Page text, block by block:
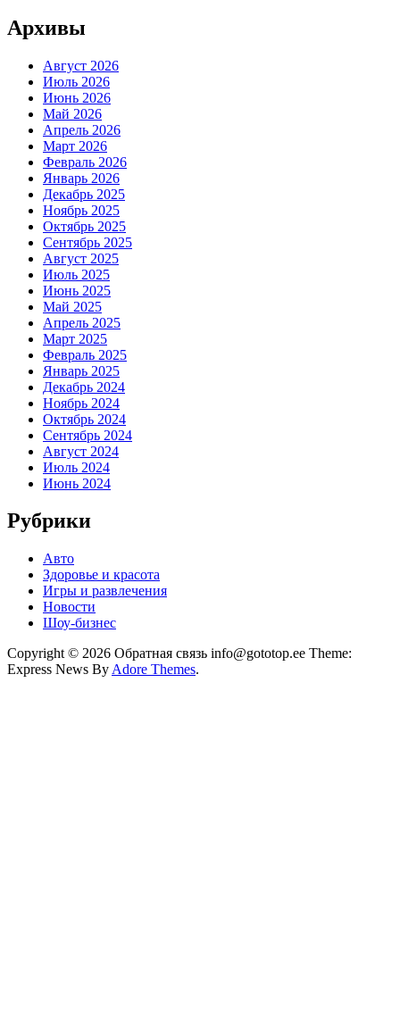
Архивы
Август 2026
Июль 2026
Июнь 2026
Май 2026
Апрель 2026
Март 2026
Февраль 2026
Январь 2026
Декабрь 2025
Ноябрь 2025
Октябрь 2025
Сентябрь 2025
Август 2025
Июль 2025
Июнь 2025
Май 2025
Апрель 2025
Март 2025
Февраль 2025
Январь 2025
Декабрь 2024
Ноябрь 2024
Октябрь 2024
Сентябрь 2024
Август 2024
Июль 2024
Июнь 2024
Рубрики
Авто
Здоровье и красота
Игры и развлечения
Новости
Шоу-бизнес
Copyright © 2026 Обратная связь info@gototop.ee Theme:
Express News By Adore Themes.